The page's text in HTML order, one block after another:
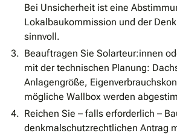
Bei Unsicherheit ist eine
Lokalbaukommission und der
sinnvoll.
Beauftragen Sie Solarteur:innen
mit der technischen Planung:
Anlagengröße,
mögliche Wallbox werden
Reichen Sie – falls erforderlich –
denkmalschutzrechtlichen Antrag